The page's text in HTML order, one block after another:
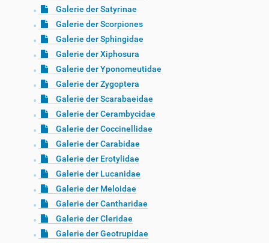
Galerie der Satyrinae
Galerie der Scorpiones
Galerie der Sphingidae
Galerie der Xiphosura
Galerie der Yponomeutidae
Galerie der Zygoptera
Galerie der Scarabaeidae
Galerie der Cerambycidae
Galerie der Coccinellidae
Galerie der Carabidae
Galerie der Erotylidae
Galerie der Lucanidae
Galerie der Meloidae
Galerie der Cantharidae
Galerie der Cleridae
Galerie der Geotrupidae